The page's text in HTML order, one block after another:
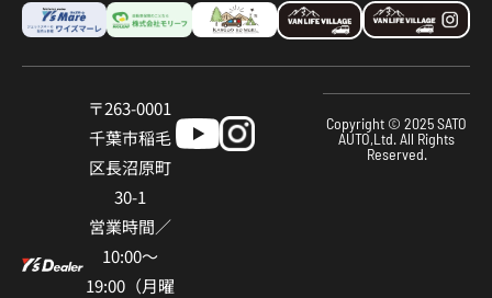
〒263-0001
千葉市稲⽑
区⻑沼原町
30-1
営業時間／
10:00〜
19:00（⽉曜
Copyright © 2025 SATO
AUTO,Ltd. All Rights
Reserved.